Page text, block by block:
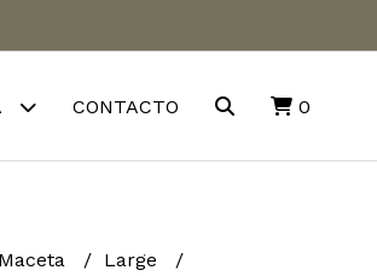
CONTACTO 0
Large